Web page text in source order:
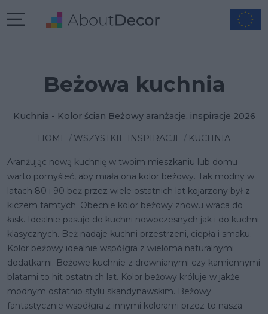
Beżowa kuchnia
Kuchnia - Kolor ścian Beżowy aranżacje, inspiracje 2026
HOME WSZYSTKIE INSPIRACJE KUCHNIA
Aranżując nową kuchnię w twoim mieszkaniu lub domu
warto pomyśleć, aby miała ona kolor beżowy. Tak modny w
latach 80 i 90 beż przez wiele ostatnich lat kojarzony był z
kiczem tamtych. Obecnie kolor beżowy znowu wraca do
łask. Idealnie pasuje do kuchni nowoczesnych jak i do kuchni
klasycznych. Beż nadaje kuchni przestrzeni, ciepła i smaku.
Kolor beżowy idealnie współgra z wieloma naturalnymi
dodatkami. Beżowe kuchnie z drewnianymi czy kamiennymi
blatami to hit ostatnich lat. Kolor beżowy króluje w jakże
modnym ostatnio stylu skandynawskim. Beżowy
fantastycznie współgra z innymi kolorami przez to nasza